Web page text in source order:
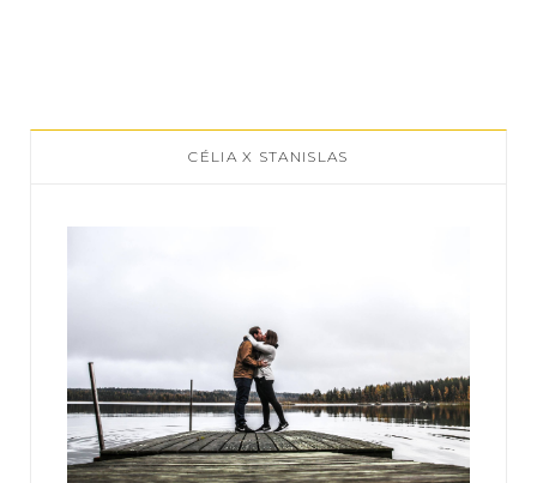
CÉLIA X STANISLAS